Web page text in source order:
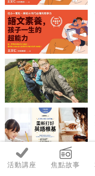
活動講座 焦點故事